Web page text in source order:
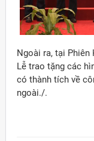
Ngoài ra, tại
Lễ trao tặng các
có thành tích về
ngoài./.